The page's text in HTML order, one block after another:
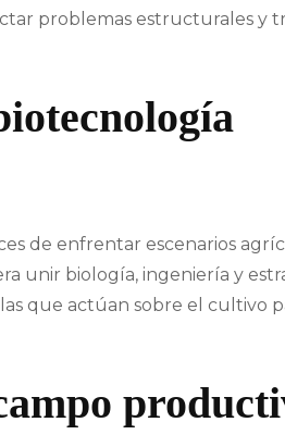
problemas estructurales y
de enfrentar escenarios
unir biología, ingeniería y
que actúan sobre el cultivo